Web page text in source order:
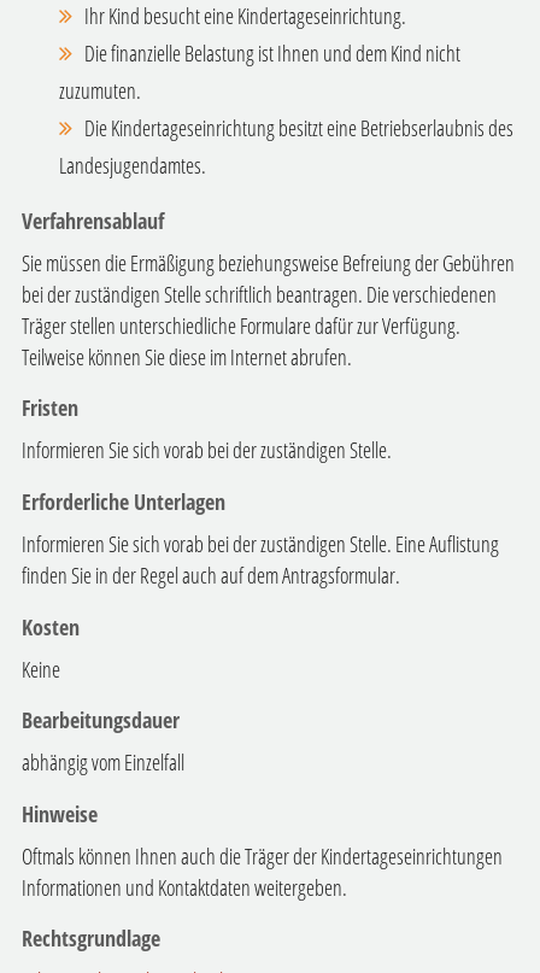
Ihr Kind besucht eine Kindertageseinrichtung.
Die finanzielle Belastung ist Ihnen und dem Kind nicht
zuzumuten.
Die Kindertageseinrichtung besitzt eine Betriebserlaubnis des
Landesjugendamtes.
Verfahrensablauf
Sie müssen die Ermäßigung beziehungsweise Befreiung der Gebühren
bei der zuständigen Stelle schriftlich beantragen. Die verschiedenen
Träger stellen unterschiedliche Formulare dafür zur Verfügung.
Teilweise können Sie diese im Internet abrufen.
Fristen
Informieren Sie sich vorab bei der zuständigen Stelle.
Erforderliche Unterlagen
Informieren Sie sich vorab bei der zuständigen Stelle. Eine Auflistung
finden Sie in der Regel auch auf dem Antragsformular.
Kosten
Keine
Bearbeitungsdauer
abhängig vom Einzelfall
Hinweise
Oftmals können Ihnen auch die Träger der Kindertageseinrichtungen
Informationen und Kontaktdaten weitergeben.
Rechtsgrundlage